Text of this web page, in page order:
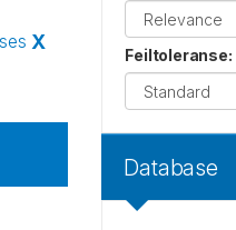
X
Feiltoleranse:
Database